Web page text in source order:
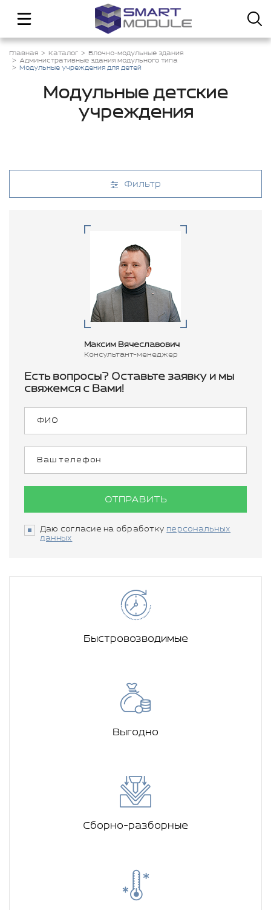
Главная Каталог
Блочно-модульные здания
Административные здания модульного типа
Модульные учреждения для детей
Модульные детские
учреждения
Фильтр
Максим Вячеславович
Консультант-менеджер
Есть вопросы? Оставьте заявку и мы
свяжемся с Вами!
ОТПРАВИТЬ
Даю согласие на обработку персональных
данных
Быстровозводимые
Выгодно
Сборно-разборные